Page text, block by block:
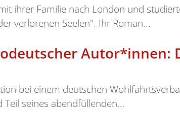
ihrer Familie nach London und
verlorenen Seelen". Ihr Roman...
Autor*innen:
bei einem deutschen
seines abendfüllenden...